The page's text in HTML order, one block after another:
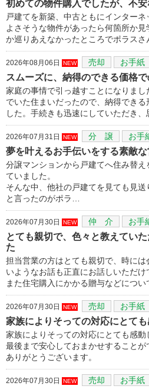
初めての物件購入でしたが、不
戸建てを新築、中古ともにインターネ
よさそうな物件があったら何箇所か
か巡りあえなかったところでポラスさ
2026年08月06日 NEW 売却 お手紙
スムーズに、納得のできる価格
家庭の事情で引っ越すことになりま
でいた住まいだったので、納得でき
した。手続きも迅速にしていただき、
2026年07月31日 NEW 分 譲 お手
夢を叶えるお手伝いをする素敵
分譲マンションから戸建てへ住み替
ていました。
そんな中、他社の戸建てを見ても見
と言ったのがポラ…
2026年07月30日 NEW 仲 介 お手
とても親切で、色々と教えてい
た
担当営業の方はとても親切で、時に
いようなお話も正直にお話しいただけ
また住宅購入にかかる贈与などについ
2026年07月30日 NEW 売却 お手紙
家族によりそっての対応にとても
家族によりそっての対応にとても感動
最後まで安心しておまかせすることが
ありがとうございます。
2026年07月30日 NEW 売却 お手紙